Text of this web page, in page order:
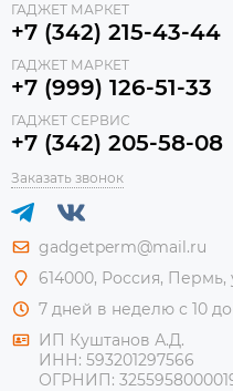
ГАДЖЕТ МАРКЕТ
+7 (342) 215-43-44
ГАДЖЕТ МАРКЕТ
+7 (999) 126-51-33
ГАДЖЕТ СЕРВИС
+7 (342) 205-58-08
Заказать звонок
gadgetperm@mail.ru
614000, Россия, Пермь,
7 дней в неделю с 10 до
ИП Куштанов А.Д.
ИНН: 593201297566
ОГРНИП: